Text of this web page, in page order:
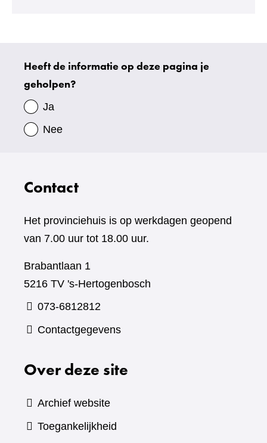
Uw
gegevens
Heeft de informatie op deze pagina je
geholpen?
Ja
Nee
Contact
Het provinciehuis is op werkdagen geopend
van 7.00 uur tot 18.00 uur.
Brabantlaan 1
5216 TV 's-Hertogenbosch
073-6812812
Contactgegevens
Over deze site
Archief website
Toegankelijkheid